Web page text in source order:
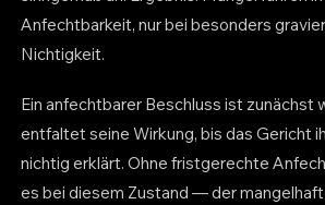
Anfechtbarkeit, nur bei besonders
Nichtigkeit.
Ein anfechtbarer Beschluss ist zunächst
entfaltet seine Wirkung, bis das Gericht
nichtig erklärt. Ohne fristgerechte
es bei diesem Zustand — der